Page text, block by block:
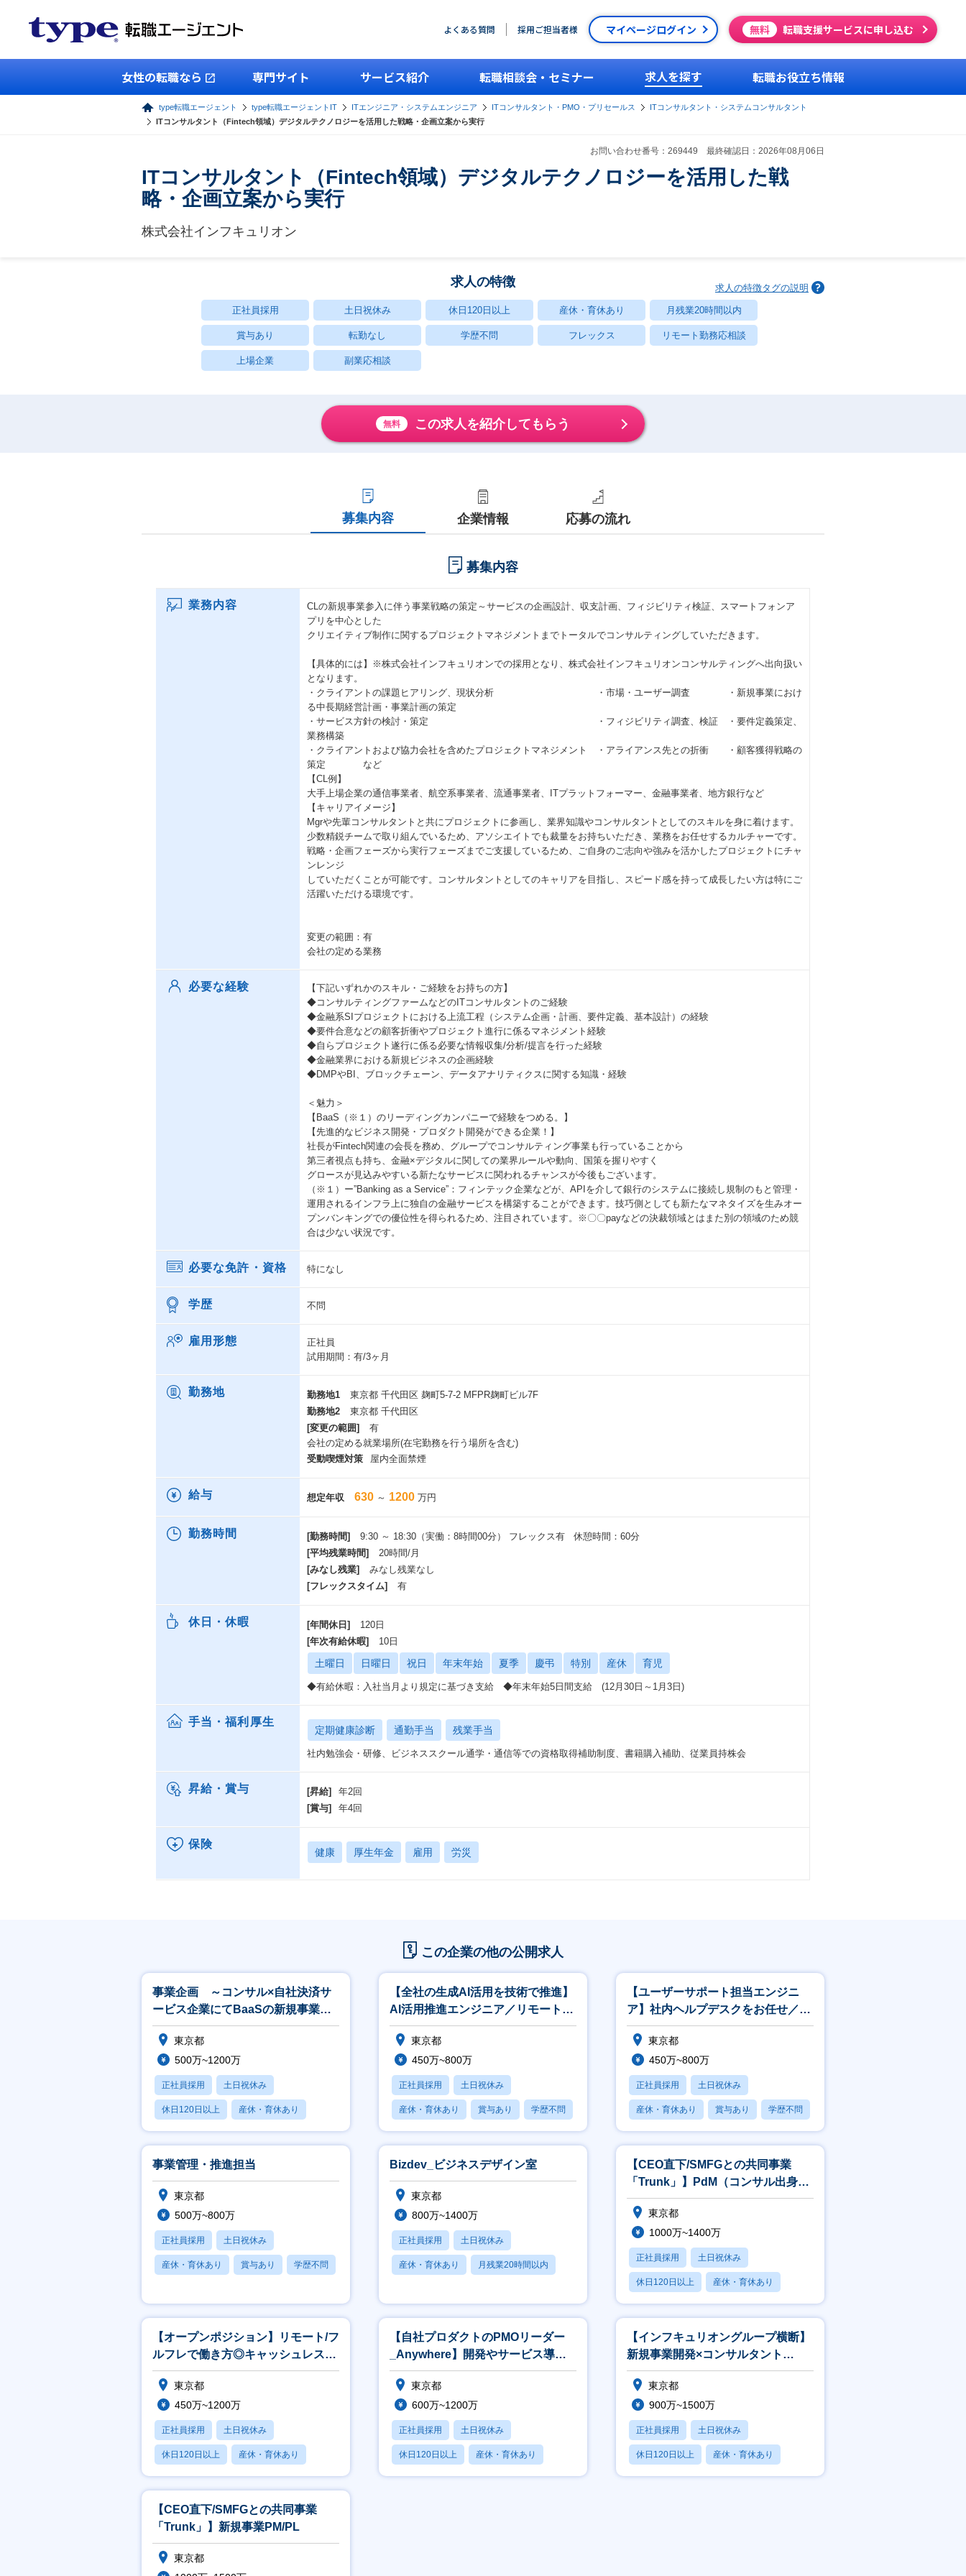
よくある質問 採用ご担当者様 マイページログイン 無料 転職支援サービスに申し込む
女性の転職なら 専門サイト サービス紹介 転職相談会・セミナー 求人を探す 転職お役立ち情報
type転職エージェント type転職エージェントIT ITエンジニア・システムエンジニア ITコンサルタント・PMO・プリセールス
ITコンサルタント・システムコンサルタント
ITコンサルタント（Fintech領域）デジタルテクノロジーを活用した戦略・企画立案から実行
お問い合わせ番号：269449 最終確認日：2026年08月06日
ITコンサルタント（Fintech領域）デジタルテクノロジーを活用した戦
略・企画立案から実行
株式会社インフキュリオン
求人の特徴 求人の特徴タグの説明
正社員採用 土日祝休み 休日120日以上 産休・育休あり 月残業20時間以内
賞与あり 転勤なし 学歴不問 フレックス リモート勤務応相談
上場企業 副業応相談
無料 この求人を紹介してもらう
募集内容 企業情報 応募の流れ
募集内容
業務内容
CLの新規事業参入に伴う事業戦略の策定～サービスの企画設計、収支計画、フィジビリティ検証、スマートフォンア
プリを中心とした
クリエイティブ制作に関するプロジェクトマネジメントまでトータルでコンサルティングしていただきます。
【具体的には】※株式会社インフキュリオンでの採用となり、株式会社インフキュリオンコンサルティングへ出向扱い
となります。
・クライアントの課題ヒアリング、現状分析 ・市場・ユーザー調査 ・新規事業におけ
る中長期経営計画・事業計画の策定
・サービス方針の検討・策定 ・フィジビリティ調査、検証 ・要件定義策定、
業務構築
・クライアントおよび協力会社を含めたプロジェクトマネジメント ・アライアンス先との折衝 ・顧客獲得戦略の
策定 など
【CL例】
大手上場企業の通信事業者、航空系事業者、流通事業者、ITプラットフォーマー、金融事業者、地方銀行など
【キャリアイメージ】
Mgrや先輩コンサルタントと共にプロジェクトに参画し、業界知識やコンサルタントとしてのスキルを身に着けます。
少数精鋭チームで取り組んでいるため、アソシエイトでも裁量をお持ちいただき、業務をお任せするカルチャーです。
戦略・企画フェーズから実行フェーズまでご支援しているため、ご自身のご志向や強みを活かしたプロジェクトにチャ
ンレンジ
していただくことが可能です。コンサルタントとしてのキャリアを目指し、スピード感を持って成長したい方は特にご
活躍いただける環境です。
変更の範囲：有
会社の定める業務
必要な経験
【下記いずれかのスキル・ご経験をお持ちの方】
◆コンサルティングファームなどのITコンサルタントのご経験
◆金融系SIプロジェクトにおける上流工程（システム企画・計画、要件定義、基本設計）の経験
◆要件合意などの顧客折衝やプロジェクト進行に係るマネジメント経験
◆自らプロジェクト遂行に係る必要な情報収集/分析/提言を行った経験
◆金融業界における新規ビジネスの企画経験
◆DMPやBI、ブロックチェーン、データアナリティクスに関する知識・経験
＜魅力＞
【BaaS（※１）のリーディングカンパニーで経験をつめる。】
【先進的なビジネス開発・プロダクト開発ができる企業！】
社長がFintech関連の会長を務め、グループでコンサルティング事業も行っていることから
第三者視点も持ち、金融×デジタルに関しての業界ルールや動向、国策を握りやすく
グロースが見込みやすいる新たなサービスに関われるチャンスが今後もございます。
（※１）ー”Banking as a Service”：フィンテック企業などが、APIを介して銀行のシステムに接続し規制のもと管理・
運用されるインフラ上に独自の金融サービスを構築することができます。技巧側としても新たなマネタイズを生みオー
プンバンキングでの優位性を得られるため、注目されています。※〇〇payなどの決裁領域とはまた別の領域のため競
合は少ない状況です。
必要な免許・資格 特になし
学歴 不問
雇用形態
正社員
試用期間：有/3ヶ月
勤務地 勤務地1
東京都 千代田区 麹町5-7-2 MFPR麹町ビル7F
勤務地2
東京都 千代田区
[変更の範囲]
有
会社の定める就業場所(在宅勤務を行う場所を含む)
受動喫煙対策
屋内全面禁煙
給与 想定年収 630 ～ 1200 万円
勤務時間 [勤務時間]
9:30 ～ 18:30（実働：8時間00分） フレックス有 休憩時間：60分
[平均残業時間]
20時間/月
[みなし残業]
みなし残業なし
[フレックスタイム]
有
休日・休暇 [年間休日]
120日
[年次有給休暇]
10日
土曜日 日曜日 祝日 年末年始 夏季 慶弔 特別 産休 育児
◆有給休暇：入社当月より規定に基づき支給 ◆年末年始5日間支給 (12月30日～1月3日)
手当・福利厚生
定期健康診断 通勤手当 残業手当
社内勉強会・研修、ビジネススクール通学・通信等での資格取得補助制度、書籍購入補助、従業員持株会
昇給・賞与 [昇給]
年2回
[賞与]
年4回
保険
健康 厚生年金 雇用 労災
この企業の他の公開求人
事業企画 ～コンサル×自社決済サ
ービス企業にてBaaSの新規事業立
案をお任せ～
東京都
500万~1200万
正社員採用 土日祝休み
休日120日以上 産休・育休あり
月残業20時間以内
【全社の生成AI活用を技術で推進】
AI活用推進エンジニア／リモート・
フレックス有
東京都
450万~800万
正社員採用 土日祝休み
産休・育休あり 賞与あり 学歴不問
【ユーザーサポート担当エンジニ
ア】社内ヘルプデスクをお任せ／リ
モート・フレックス有
東京都
450万~800万
正社員採用 土日祝休み
産休・育休あり 賞与あり 学歴不問
事業管理・推進担当
東京都
500万~800万
正社員採用 土日祝休み
産休・育休あり 賞与あり 学歴不問
Bizdev_ビジネスデザイン室
東京都
800万~1400万
正社員採用 土日祝休み
産休・育休あり 月残業20時間以内
【CEO直下/SMFGとの共同事業
「Trunk」】PdM（コンサル出身者
歓迎）
東京都
1000万~1400万
正社員採用 土日祝休み
休日120日以上 産休・育休あり
賞与あり
【オープンポジション】リモート/フ
ルフレで働き方◎キャッシュレスプ
ラットフォームの企画～開発まで
東京都
450万~1200万
正社員採用 土日祝休み
休日120日以上 産休・育休あり
月残業20時間以内
【自社プロダクトのPMOリーダー
_Anywhere】開発やサービス導入
プロジェクト
東京都
600万~1200万
正社員採用 土日祝休み
休日120日以上 産休・育休あり
月残業20時間以内
【インフキュリオングループ横断】
新規事業開発×コンサルタント
（BizDev×Consultant）
東京都
900万~1500万
正社員採用 土日祝休み
休日120日以上 産休・育休あり
賞与あり
【CEO直下/SMFGとの共同事業
「Trunk」】新規事業PM/PL
東京都